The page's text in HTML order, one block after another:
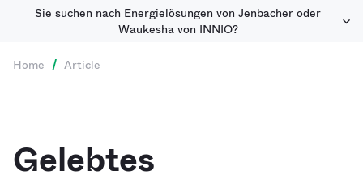
Sie suchen nach Energielösungen von Jenbacher oder
Waukesha von INNIO?
Home / Article
Gelebtes